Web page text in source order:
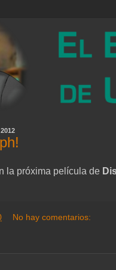
la próxima película de
No hay comentarios: